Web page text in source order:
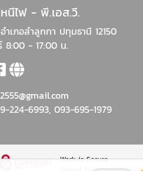
นีไฟ - พี.เอส.วี.
เภอลำลูกกา ปทุมธานี 12150
8:00 - 17:00 น.
224-6993, 093-695-1979
Work is Secure